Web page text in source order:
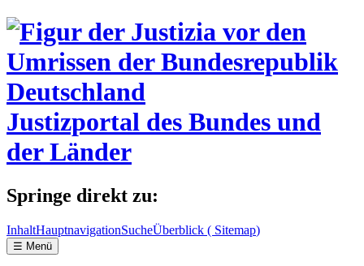
Justizportal des Bundes und
der Länder
Springe direkt zu:
InhaltHauptnavigationSucheÜberblick ( Sitemap)
☰ Menü